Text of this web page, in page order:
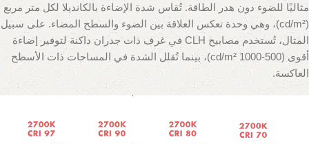
مثاليًا للضوء دون هدر الطاقة. تُقاس شدة الإضاءة بالكانديلا لكل متر مربع
(cd/m²)، وهي وحدة تعكس العلاقة بين الضوء والسطح المضاء. على سبيل
المثال، تُستخدم مصابيح CLH في غرف ذات جدران داكنة لتوفير إضاءة
أقوى (500-1000 cd/m²)، بينما تُقلل الشدة في المساحات ذات الأسطح
العاكسة.